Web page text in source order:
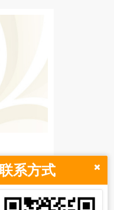
、分
类酿
存储
系方式